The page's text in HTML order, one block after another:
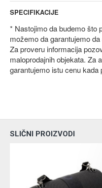
SPECIFIKACIJE
* Nastojimo da budemo što
možemo da garantujemo
Za proveru informacija
maloprodajnih objekata. Za
garantujemo istu cenu kada
SLIČNI PROIZVODI